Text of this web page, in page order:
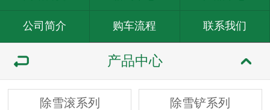
公司简介 购车流程 联系我们
产品中心
除雪滚系列 除雪铲系列